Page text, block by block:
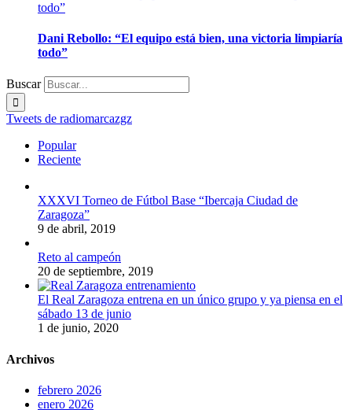
todo”
Dani Rebollo: “El equipo está bien, una victoria limpiaría
todo”
Buscar
Tweets de radiomarcazgz
Popular
Reciente
XXXVI Torneo de Fútbol Base “Ibercaja Ciudad de
Zaragoza”
9 de abril, 2019
Reto al campeón
20 de septiembre, 2019
El Real Zaragoza entrena en un único grupo y ya piensa en el
sábado 13 de junio
1 de junio, 2020
Archivos
febrero 2026
enero 2026